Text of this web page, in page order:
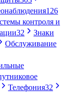
126
контроля и
32
Знаки
Обслуживание
Телефония32